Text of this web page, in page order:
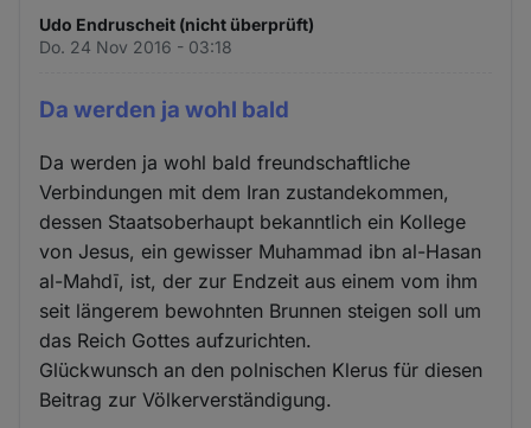
Udo Endruscheit (nicht überprüft)
Do. 24 Nov 2016 - 03:18
Da werden ja wohl bald
Da werden ja wohl bald freundschaftliche
Verbindungen mit dem Iran zustandekommen,
dessen Staatsoberhaupt bekanntlich ein Kollege
von Jesus, ein gewisser Muhammad ibn al-Hasan
al-Mahdī, ist, der zur Endzeit aus einem vom ihm
seit längerem bewohnten Brunnen steigen soll um
das Reich Gottes aufzurichten.
Glückwunsch an den polnischen Klerus für diesen
Beitrag zur Völkerverständigung.